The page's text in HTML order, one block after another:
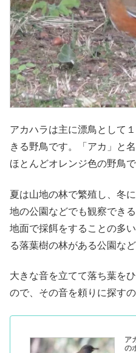
アカハラは主に漂鳥として
きる野鳥です。「アカ」と
ほとんどオレンジ色の野鳥で
夏は山地の林で繁殖し、冬
地の公園などでも観察でき
地面で採餌をすることの多
る落葉樹の林がある公園な
大きな音を立てて落ち葉を
ので、その音を頼りに探す
ア
の